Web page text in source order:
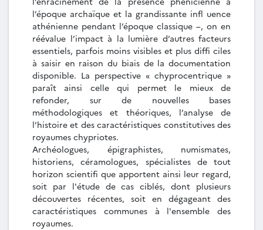
l’époque archaïque et la grandissante infl uence
athénienne pendant l’époque classique –, on en
réévalue l’impact à la lumière d’autres facteurs
essentiels, parfois moins visibles et plus diffi ciles
à saisir en raison du biais de la documentation
disponible. La perspective « chyprocentrique »
paraît ainsi celle qui permet le mieux de
refonder, sur de nouvelles bases
méthodologiques et théoriques, l’analyse de
l’histoire et des caractéristiques constitutives des
royaumes chypriotes.
Archéologues, épigraphistes, numismates,
historiens, céramologues, spécialistes de tout
horizon scientifi que apportent ainsi leur regard,
soit par l'étude de cas ciblés, dont plusieurs
découvertes récentes, soit en dégageant des
caractéristiques communes à l'ensemble des
royaumes.